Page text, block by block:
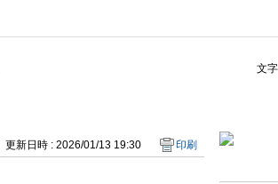
文
更新日時 : 2026/01/13 19:30 印刷